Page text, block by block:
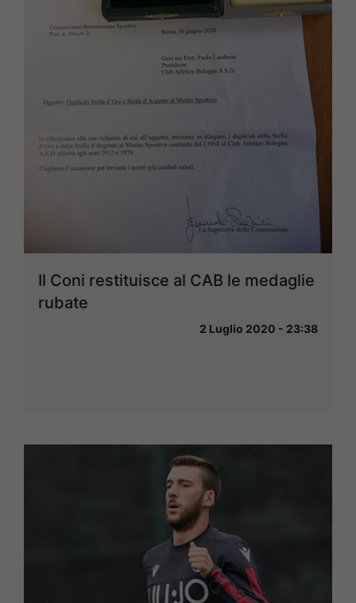
Il Coni restituisce al CAB le medaglie
rubate
2 Luglio 2020 - 23:38